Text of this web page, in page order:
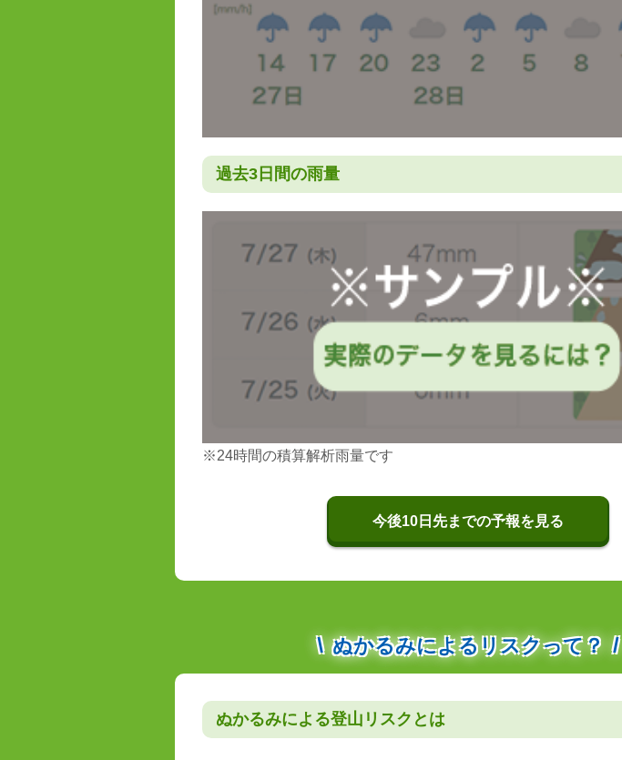
過去3日間の雨量
※24時間の積算解析雨量です
今後10日先までの予報を見る
ぬかるみによるリスクって？
ぬかるみによる登山リスクとは